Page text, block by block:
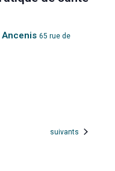
65 rue de
Évènements
suivants